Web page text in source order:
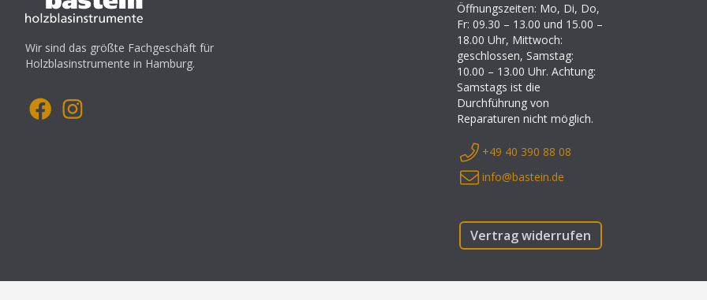
Wir sind das größte Fachgeschäft für
Holzblasinstrumente in Hamburg.
Öffnungszeiten: Mo, Di, Do,
Fr: 09.30 – 13.00 und 15.00 –
18.00 Uhr, Mittwoch:
geschlossen, Samstag:
10.00 – 13.00 Uhr. Achtung:
Samstags ist die
Durchführung von
Reparaturen nicht möglich.
+49 40 390 88 08
info@bastein.de
Vertrag widerrufen